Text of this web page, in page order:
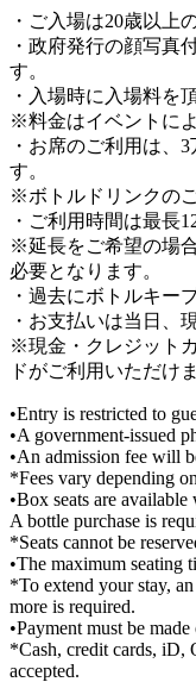
・ご入場は20歳以上
・政府発行の顔写真
す。
・入場時に入場料を
※料金はイベントに
・お席のご利用は、
す。
※ボトルドリンクの
・ご利用時間は最長
※延長をご希望の場
必要となります。
・過去にボトルキー
・お支払いは当日、
※現金・クレジット
ドがご利用いただけま
•Entry is restricted to
•A government-issued
•An admission fee will
*Fees vary depending
•Box seats are
A bottle purchase is
*Seats cannot be
•The maximum seating
*To extend your stay,
more is required.
•Payment must be
*Cash, credit cards, iD,
accepted.